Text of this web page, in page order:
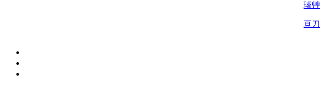
璿艸
亘刀